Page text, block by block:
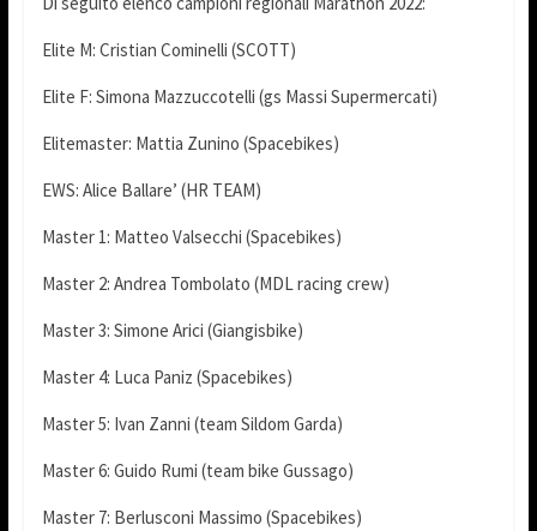
Elite M: Cristian Cominelli (SCOTT)
Elite F: Simona Mazzuccotelli (gs Massi Supermercati)
Elitemaster: Mattia Zunino (Spacebikes)
EWS: Alice Ballare’ (HR TEAM)
Master 1: Matteo Valsecchi (Spacebikes)
Master 2: Andrea Tombolato (MDL racing crew)
Master 3: Simone Arici (Giangisbike)
Master 4: Luca Paniz (Spacebikes)
Master 5: Ivan Zanni (team Sildom Garda)
Master 6: Guido Rumi (team bike Gussago)
Master 7: Berlusconi Massimo (Spacebikes)